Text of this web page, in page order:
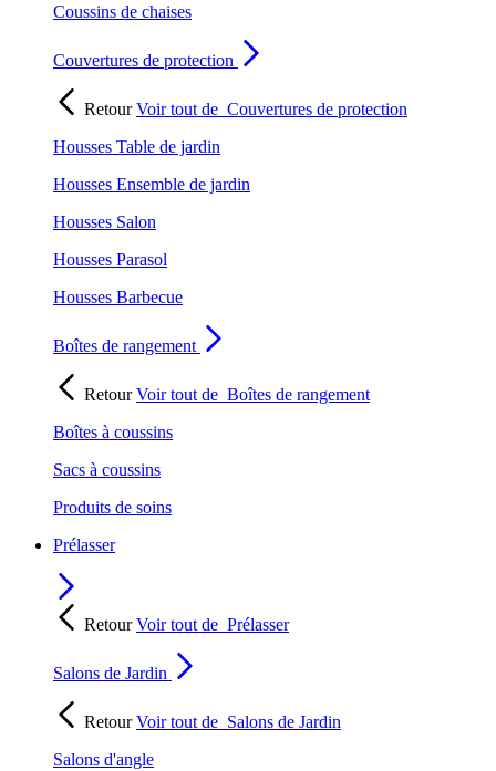
Coussins de chaises
Couvertures de protection
RetourVoir tout de Couvertures de protection
Housses Table de jardin
Housses Ensemble de jardin
Housses Salon
Housses Parasol
Housses Barbecue
Boîtes de rangement
RetourVoir tout de Boîtes de rangement
Boîtes à coussins
Sacs à coussins
Produits de soins
Prélasser
RetourVoir tout de Prélasser
Salons de Jardin
RetourVoir tout de Salons de Jardin
Salons d'angle